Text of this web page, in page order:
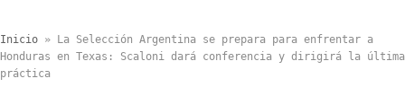
Inicio »
La Selección Argentina se prepara para enfrentar a
Honduras en Texas: Scaloni dará conferencia y dirigirá la última
práctica